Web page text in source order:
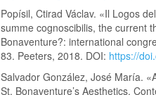
Popísil, Ctirad Václav. «Il Logos
summe cognoscibilis, the current
Bonaventure?: international
83. Peeters, 2018. DOI: https://
Salvador González, José María.
St. Bonaventure’s Aesthetics.